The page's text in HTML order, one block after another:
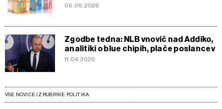
06.06.2026
Zgodbe tedna: NLB vnovič nad Addiko,
analitiki o blue chipih, plače poslancev
11.04.2026
VSE NOVICE IZ RUBRIKE POLITIKA